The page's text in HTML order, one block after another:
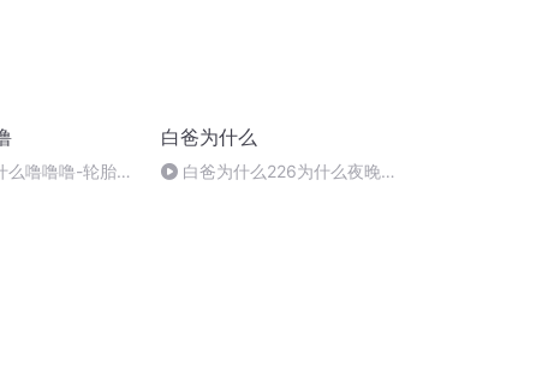
噜噜噜-轮胎能
白爸为什么
白爸为什么226为什么夜晚蚊